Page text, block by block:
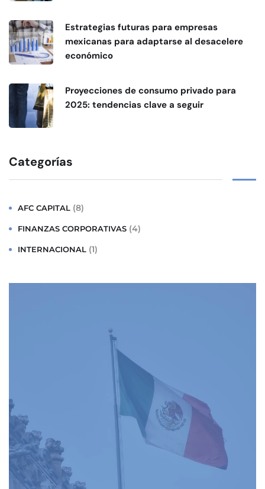
Estrategias futuras para empresas
mexicanas para adaptarse al desacelere
económico
Proyecciones de consumo privado para
2025: tendencias clave a seguir
Categorías
AFC CAPITAL (8)
FINANZAS CORPORATIVAS (4)
INTERNACIONAL (1)